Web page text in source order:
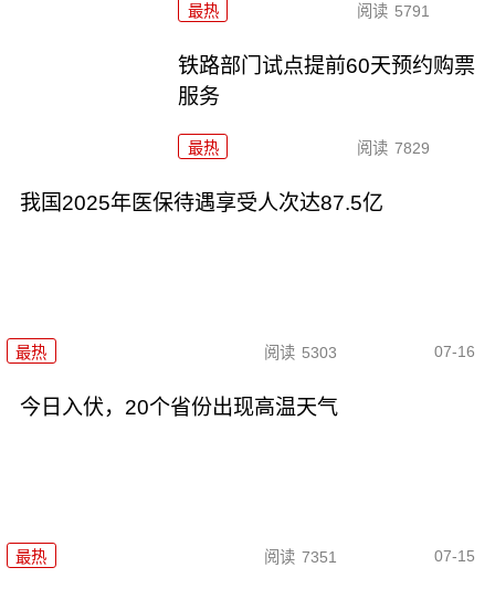
最热 阅读 5791
铁路部门试点提前60天预约购票
服务
最热 阅读 7829
我国2025年医保待遇享受人次达87.5亿
最热 阅读 5303 07-16
今日入伏，20个省份出现高温天气
最热 阅读 7351 07-15